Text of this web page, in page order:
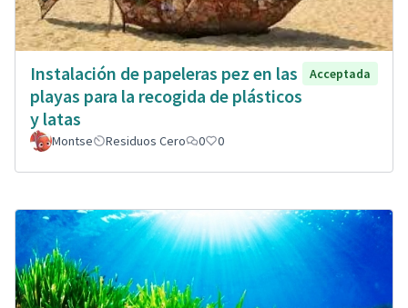
Instalación de papeleras pez en las
playas para la recogida de plásticos
y latas
Acceptada
Montse Residuos Cero 0 0